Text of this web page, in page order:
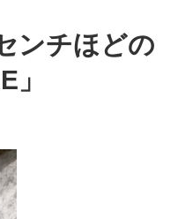
ンチほどの